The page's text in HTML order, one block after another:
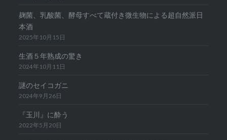
麹菌、乳酸菌、酵母すべて蔵付き微生物による超自然派日
本酒
2025年10月15日
生酒５年熟成の驚き
2024年10月11日
謎のセイコガニ
2024年9月26日
『玉川』に酔う
2022年5月20日